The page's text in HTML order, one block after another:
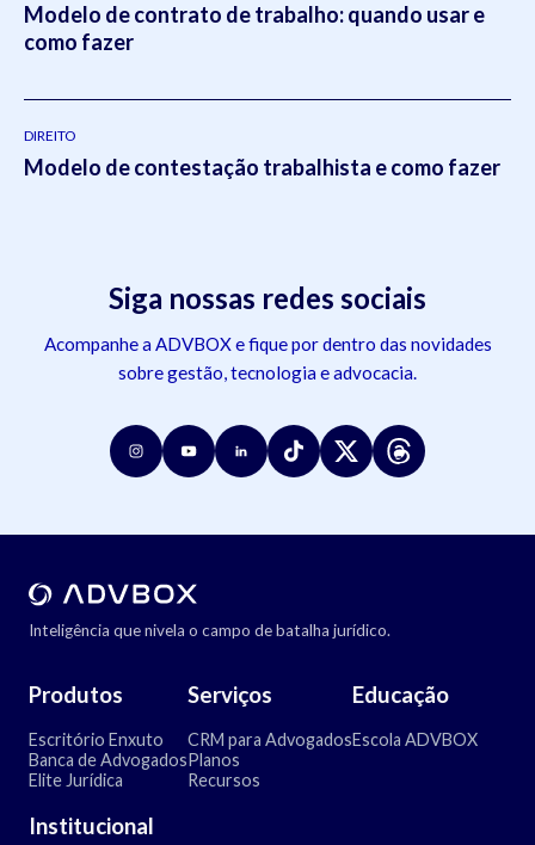
Modelo de contrato de trabalho: quando usar e
como fazer
DIREITO
Modelo de contestação trabalhista e como fazer
Siga nossas redes sociais
Acompanhe a ADVBOX e fique por dentro das novidades
sobre gestão, tecnologia e advocacia.
Inteligência que nivela o campo de batalha jurídico.
Produtos
Escritório Enxuto
Banca de Advogados
Elite Jurídica
Serviços
CRM para Advogados
Planos
Recursos
Educação
Escola ADVBOX
Institucional